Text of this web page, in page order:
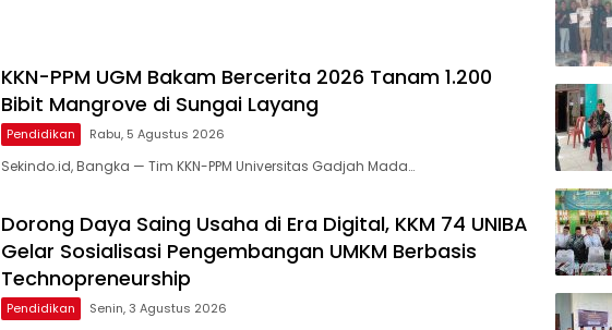
KKN-PPM UGM Bakam Bercerita 2026 Tanam 1.200
Bibit Mangrove di Sungai Layang
Pendidikan Rabu, 5 Agustus 2026
Sekindo.id, Bangka — Tim KKN-PPM Universitas Gadjah Mada…
Dorong Daya Saing Usaha di Era Digital, KKM 74 UNIBA
Gelar Sosialisasi Pengembangan UMKM Berbasis
Technopreneurship
Pendidikan Senin, 3 Agustus 2026